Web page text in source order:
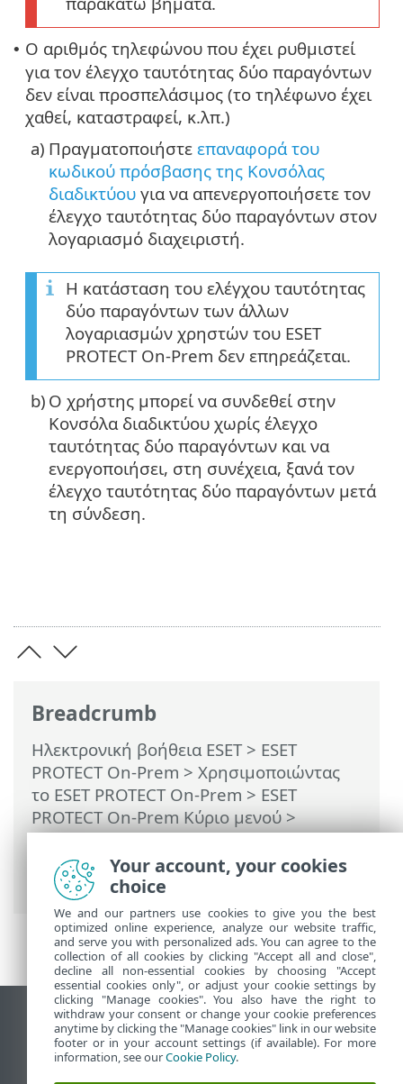
Breadcrumb
Ηλεκτρονική βοήθεια ESET> ESET
PROTECT On-Prem > Χρησιμοποιώντας
το ESET PROTECT On-Prem > ESET
PROTECT On-Prem Κύριο μενού>
Περισσότερα >Δικαιώματα πρόσβασης>
Χρήστες
> Έλεγχος ταυτότητας δύο
παραγόντων
• Ο αριθμός τηλεφώνου που έχει ρυθμιστεί
για τον έλεγχο ταυτότητας δύο παραγόντων
δεν είναι προσπελάσιμος (το τηλέφωνο έχει
χαθεί, καταστραφεί, κ.λπ.)
a) Πραγματοποιήστε επαναφορά του
κωδικού πρόσβασης της Κονσόλας
διαδικτύου για να απενεργοποιήσετε τον
έλεγχο ταυτότητας δύο παραγόντων στον
λογαριασμό διαχειριστή.
Η κατάσταση του ελέγχου ταυτότητας
δύο παραγόντων των άλλων
λογαριασμών χρηστών του ESET
PROTECT On-Prem δεν επηρεάζεται.
b) Ο χρήστης μπορεί να συνδεθεί στην
Κονσόλα διαδικτύου χωρίς έλεγχο
ταυτότητας δύο παραγόντων και να
ενεργοποιήσει, στη συνέχεια, ξανά τον
έλεγχο ταυτότητας δύο παραγόντων μετά
τη σύνδεση.
Προβολή ιστότοπου επιφάνειας εργασίας
End of Life
Γνωσιακή βάση ESET
Your account, your cookies
choice
We and our partners use cookies to give you the best
optimized online experience, analyze our website traffic,
and serve you with personalized ads. You can agree to the
collection of all cookies by clicking "Accept all and close",
decline all non-essential cookies by choosing "Accept
essential cookies only", or adjust your cookie settings by
clicking "Manage cookies". You also have the right to
withdraw your consent or change your cookie preferences
anytime by clicking the "Manage cookies" link in our website
footer or in your account settings (if available). For more
information, see ourCookie Policy.